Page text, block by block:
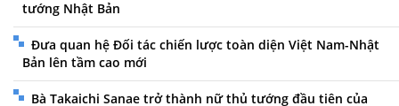
tướng Nhật Bản
Đưa quan hệ Đối tác chiến lược toàn diện Việt Nam-Nhật
Bản lên tầm cao mới
Bà Takaichi Sanae trở thành nữ thủ tướng đầu tiên của